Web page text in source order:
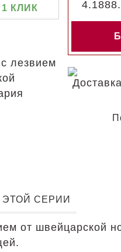
КЛИК
лезвием
СЕРИИ
от швейцарской